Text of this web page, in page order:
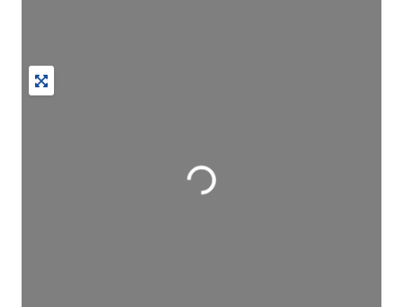
Wird geladen …